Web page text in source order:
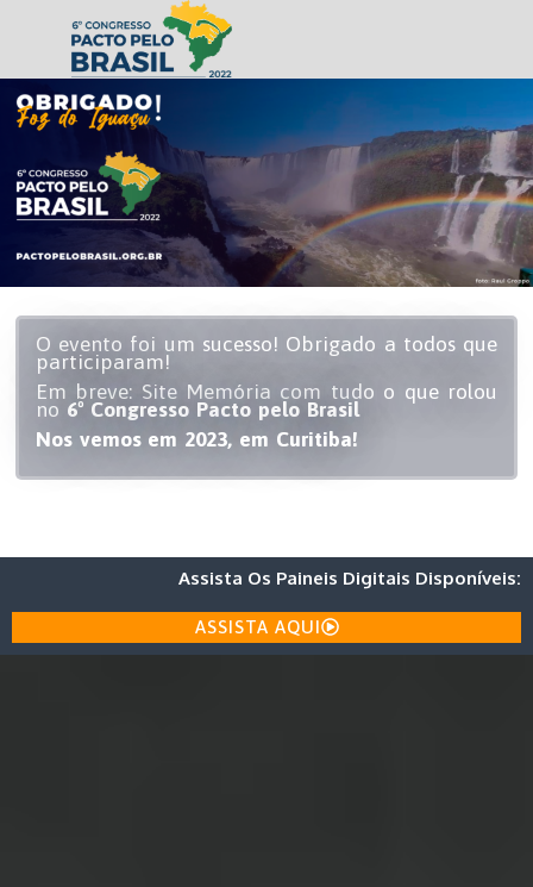
O evento foi um sucesso! Obrigado a todos que
participaram!
Em breve: Site Memória com tudo o que rolou
no 6º Congresso Pacto pelo Brasil
Nos vemos em 2023, em Curitiba!
Assista Os Paineis Digitais Disponíveis:
ASSISTA AQUI